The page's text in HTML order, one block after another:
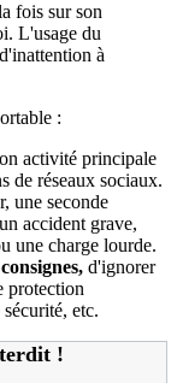
fois sur son
L'usage du
à
:
activité principale
de réseaux sociaux.
une seconde
accident grave,
une charge lourde.
d'ignorer
protection
etc.
!